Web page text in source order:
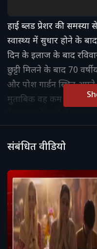
हाई ब्लड प्रेशर की
स्वास्थ्य में सुधार होने के
दिन के इलाज के बाद
छुट्टी मिलने के बाद 70
और पोश गार्डन स्थित
मुताबिक वह कम से कम
उनका रक्तचाप अब ठीक
हैं.
संबंधित वीडियो